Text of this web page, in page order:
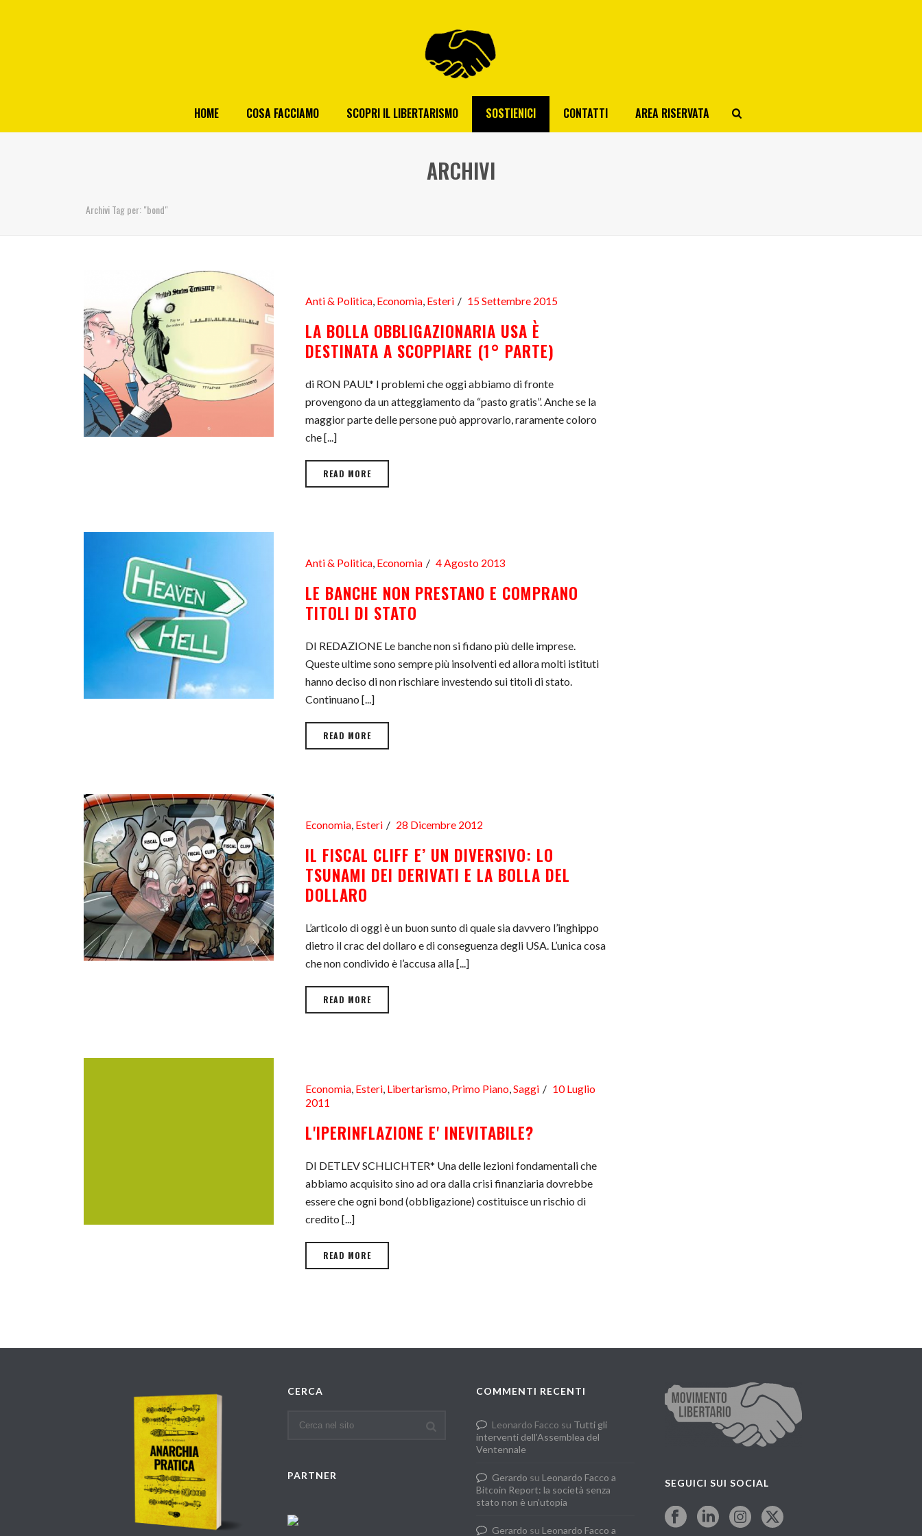
HOME COSA FACCIAMO SCOPRI IL LIBERTARISMO SOSTIENICI CONTATTI AREA RISERVATA
ARCHIVI
Archivi Tag per: "bond"
Anti & Politica, Economia, Esteri 15 Settembre 2015
LA BOLLA OBBLIGAZIONARIA USA È
DESTINATA A SCOPPIARE (1° PARTE)
di RON PAUL* I problemi che oggi abbiamo di fronte
provengono da un atteggiamento da “pasto gratis”. Anche se la
maggior parte delle persone può approvarlo, raramente coloro
che [...]
READ MORE
Anti & Politica, Economia 4 Agosto 2013
LE BANCHE NON PRESTANO E COMPRANO
TITOLI DI STATO
DI REDAZIONE Le banche non si fidano più delle imprese.
Queste ultime sono sempre più insolventi ed allora molti istituti
hanno deciso di non rischiare investendo sui titoli di stato.
Continuano [...]
READ MORE
Economia, Esteri 28 Dicembre 2012
IL FISCAL CLIFF E’ UN DIVERSIVO: LO
TSUNAMI DEI DERIVATI E LA BOLLA DEL
DOLLARO
L’articolo di oggi è un buon sunto di quale sia davvero l’inghippo
dietro il crac del dollaro e di conseguenza degli USA. L’unica cosa
che non condivido è l’accusa alla [...]
READ MORE
Economia, Esteri, Libertarismo, Primo Piano,Saggi
10 Luglio
2011
L'IPERINFLAZIONE E' INEVITABILE?
DI DETLEV SCHLICHTER* Una delle lezioni fondamentali che
abbiamo acquisito sino ad ora dalla crisi finanziaria dovrebbe
essere che ogni bond (obbligazione) costituisce un rischio di
credito [...]
READ MORE
CERCA
PARTNER
COMMENTI RECENTI
Leonardo Facco su Tutti gli
interventi dell’Assemblea del
Ventennale
Gerardo su Leonardo Facco a
Bitcoin Report: la società senza
stato non è un’utopia
Gerardo su Leonardo Facco a
SEGUICI SUI SOCIAL